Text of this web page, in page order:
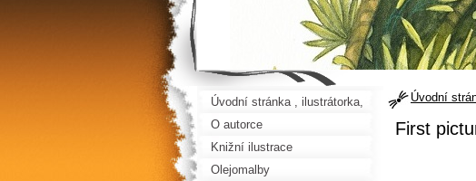
Úvodní
First
Úvodní stránka , ilustrátorka,
ilustrátor, malířka
O autorce
Knižní ilustrace
Olejomalby